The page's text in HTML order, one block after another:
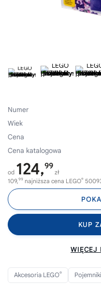
Numer
Wiek
Cena
Cena katalogowa
od 124,99
zł
109,99 najniższa cena LEGO®
KUP
WIĘCEJ
Akcesoria LEGO®